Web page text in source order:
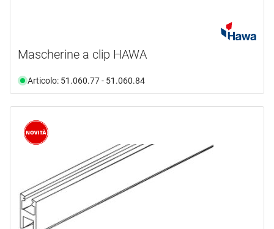
Mascherine a clip HAWA
Articolo: 51.060.77 - 51.060.84